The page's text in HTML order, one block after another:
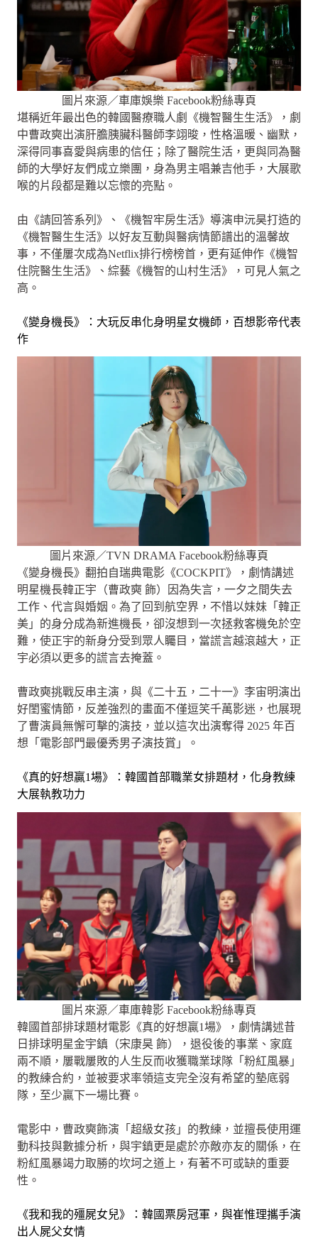
圖片來源／車庫娛樂 Facebook粉絲專頁
堪稱近年最出色的韓國醫療職人劇《機智醫生生活》，劇
中曹政奭出演肝膽胰臟科醫師李翊晙，性格溫暖、幽默，
深得同事喜愛與病患的信任；除了醫院生活，更與同為醫
師的大學好友們成立樂團，身為男主唱兼吉他手，大展歌
喉的片段都是難以忘懷的亮點。
由《請回答系列》、《機智牢房生活》導演申沅昊打造的
《機智醫生生活》以好友互動與醫病情節譜出的溫馨故
事，不僅屢次成為Netflix排行榜榜首，更有延伸作《機智
住院醫生生活》、綜藝《機智的山村生活》，可見人氣之
高。
《變身機長》：大玩反串化身明星女機師，百想影帝代表
作
圖片來源／TVN DRAMA Facebook粉絲專頁
《變身機長》翻拍自瑞典電影《COCKPIT》，劇情講述
明星機長韓正宇（曹政奭 飾）因為失言，一夕之間失去
工作、代言與婚姻。為了回到航空界，不惜以妹妹「韓正
美」的身分成為新進機長，卻沒想到一次拯救客機免於空
難，使正宇的新身分受到眾人矚目，當謊言越滾越大，正
宇必須以更多的謊言去掩蓋。
曹政奭挑戰反串主演，與《二十五，二十一》李宙明演出
好閨蜜情節，反差強烈的畫面不僅逗笑千萬影迷，也展現
了曹演員無懈可擊的演技，並以這次出演奪得 2025 年百
想「電影部門最優秀男子演技賞」。
《真的好想贏1場》：韓國首部職業女排題材，化身教練
大展執教功力
圖片來源／車庫韓影 Facebook粉絲專頁
韓國首部排球題材電影《真的好想贏1場》，劇情講述昔
日排球明星金宇鎮（宋康昊 飾），退役後的事業、家庭
兩不順，屢戰屢敗的人生反而收獲職業球隊「粉紅風暴」
的教練合約，並被要求率領這支完全沒有希望的墊底弱
隊，至少贏下一場比賽。
電影中，曹政奭飾演「超級女孩」的教練，並擅長使用運
動科技與數據分析，與宇鎮更是處於亦敵亦友的關係，在
粉紅風暴竭力取勝的坎坷之道上，有著不可或缺的重要
性。
《我和我的殭屍女兒》：韓國票房冠軍，與崔惟理攜手演
出人屍父女情